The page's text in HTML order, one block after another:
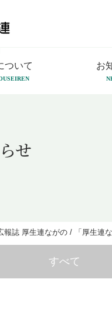
ついて お
せ
報誌 厚生連ながの / 「厚生連
すべて